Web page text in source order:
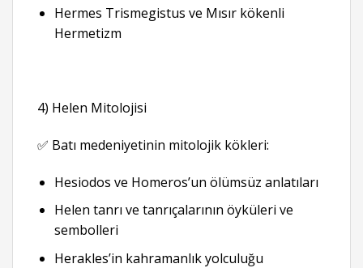
Hermes Trismegistus ve Mısır kökenli
Hermetizm
4) Helen Mitolojisi
✅ Batı medeniyetinin mitolojik kökleri:
Hesiodos ve Homeros’un ölümsüz anlatıları
Helen tanrı ve tanrıçalarının öyküleri ve
sembolleri
Herakles’in kahramanlık yolculuğu